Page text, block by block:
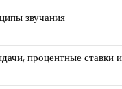
звучания
процентные ставки и